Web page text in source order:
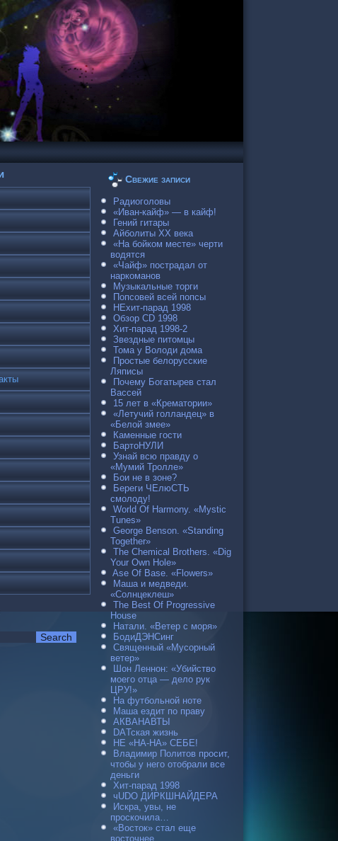
Свежие записи
Радиоголовы
«Иван-кайф» — в кайф!
Гений гитары
Айболиты ХХ века
«На бойком месте» черти
водятся
«Чайф» пострадал от
наркоманов
Музыкальные торги
Попсовей всей попсы
НЕхит-парад 1998
Обзор CD 1998
Хит-парад 1998-2
Звездные питомцы
Тома у Володи дома
Простые белорусские
Ляписы
Почему Богатырев стал
Вассей
15 лет в «Крематории»
«Летучий голландец» в
«Белой змее»
Каменные гости
БартоНУЛИ
Узнай всю правду о
«Мумий Тролле»
Бои не в зоне?
Береги ЧЕлюСТЬ
смолоду!
World Of Harmony. «Mystic
Tunes»
George Benson. «Standing
Together»
The Chemical Brothers. «Dig
Your Own Hole»
Ase Of Base. «Flowers»
Маша и медведи.
«Солнцеклеш»
The Best Of Progressive
House
Натали. «Ветер с моря»
БодиДЭНСинг
Священный «Мусорный
ветер»
Шон Леннон: «Убийство
моего отца — дело рук
ЦРУ!»
На футбольной ноте
Маша ездит по праву
АКВАНАВТЫ
DAТская жизнь
НЕ «НА-НА» СЕБЕ!
Владимир Политов просит,
чтобы у него отобрали все
деньги
Хит-парад 1998
чUDO ДИРКШНАЙДЕРА
Искра, увы, не
проскочила…
«Восток» стал еще
восточнее